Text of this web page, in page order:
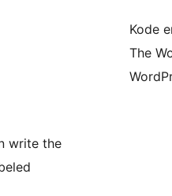
write the
Kode
The